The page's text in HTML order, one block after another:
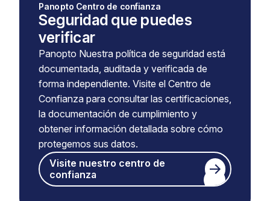
Panopto Centro de confianza
Seguridad que puedes
verificar
Panopto Nuestra política de seguridad está
documentada, auditada y verificada de
forma independiente. Visite el Centro de
Confianza para consultar las certificaciones,
la documentación de cumplimiento y
obtener información detallada sobre cómo
protegemos sus datos.
Visite nuestro centro de
confianza